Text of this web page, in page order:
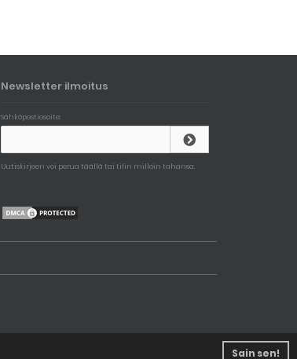
Newsletter ilmoitus
Sähköpostiosoite:
Uutiskirjeen voi perua täällä tai tilin milloin tahansa.
Sain sen!